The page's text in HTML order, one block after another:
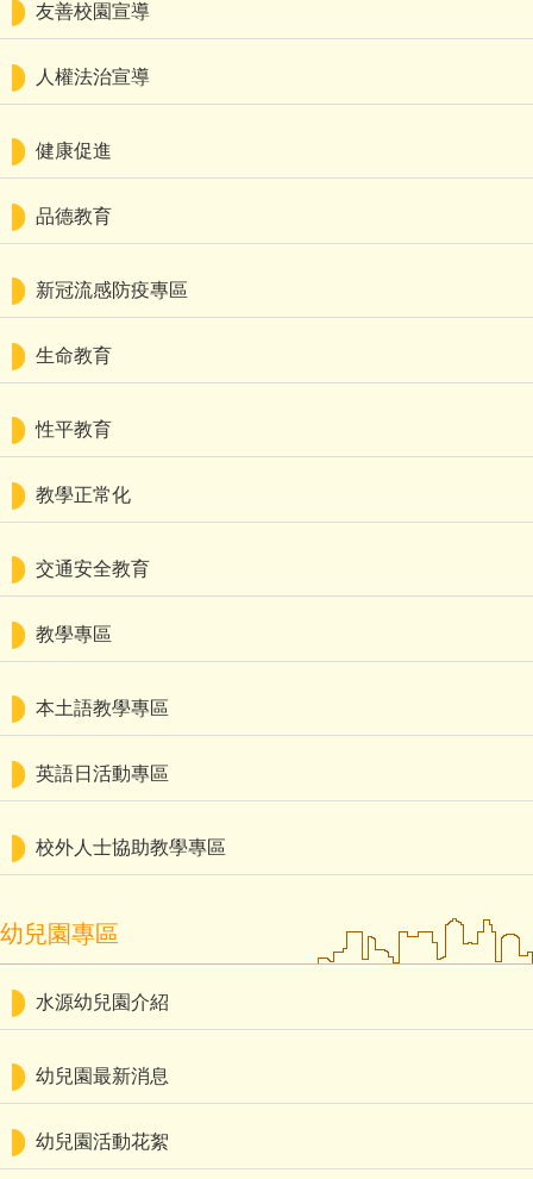
友善校園宣導
人權法治宣導
健康促進
品德教育
新冠流感防疫專區
生命教育
性平教育
教學正常化
交通安全教育
教學專區
本土語教學專區
英語日活動專區
校外人士協助教學專區
幼兒園專區
水源幼兒園介紹
幼兒園最新消息
幼兒園活動花絮